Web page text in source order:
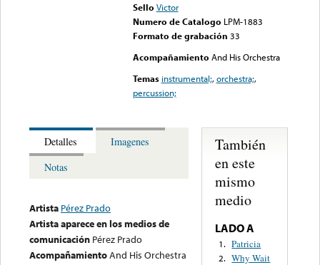
Sello Victor
Numero de Catalogo LPM-1883
Formato de grabación 33
Acompañamiento And His Orchestra
Temas instrumental;,orchestra;,
percussion;
Detalles
Imagenes
Notas
Artista Pérez Prado
Artista aparece en los medios de
comunicación Pérez Prado
AcompañamientoAnd His Orchestra
También
en este
mismo
medio
LADO A
1. Patricia
2. Why Wait